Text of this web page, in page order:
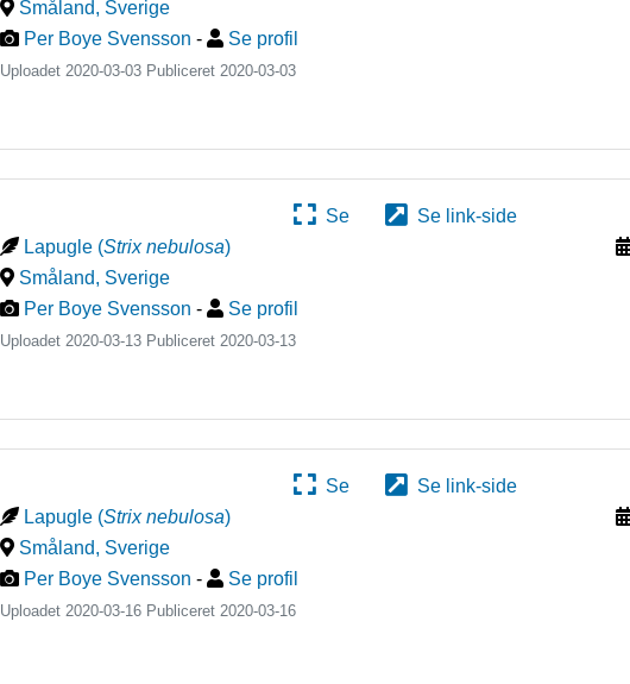
Småland, Sverige
Per Boye Svensson - Se profil
Uploadet 2020-03-03 Publiceret 2020-03-03
Se
Se link-side
Lapugle (Strix nebulosa)
Småland, Sverige
Per Boye Svensson - Se profil
Uploadet 2020-03-13 Publiceret 2020-03-13
Se
Se link-side
Lapugle (Strix nebulosa)
Småland, Sverige
Per Boye Svensson - Se profil
Uploadet 2020-03-16 Publiceret 2020-03-16